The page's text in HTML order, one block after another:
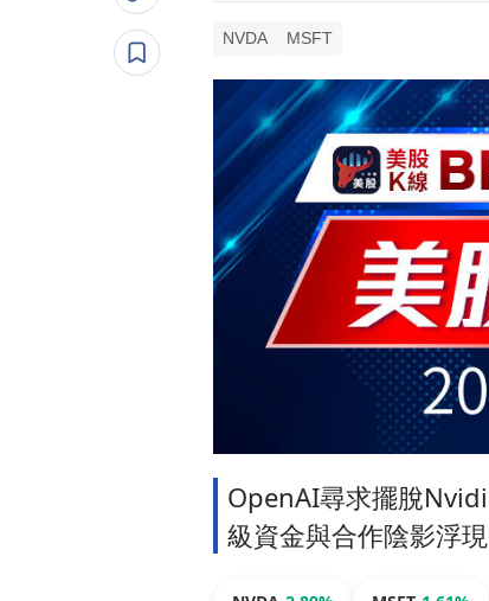
NVDA MSFT
OpenAI尋求擺脫
級資金與合作陰影浮現